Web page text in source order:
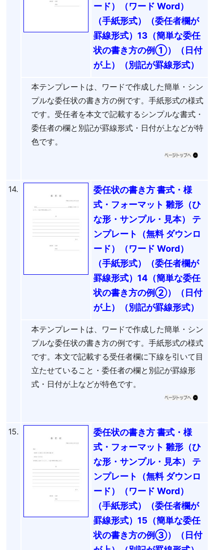
ード）（ワード Word）
（手紙形式）（委任者欄が
罫線形式）13（簡単な委任
状の書き方の例①）（日付
が上）（別記が罫線形式）
本テンプレートは、ワードで作成した簡単・シン
プルな委任状の書き方の例です。手紙形式の様式
です。受任者を本文で記載するシンプルな書式・
委任者の欄と別記が罫線形式・日付が上などが特
色です。
14.
委任状の書き方 書式・様
式・フォーマット 雛形（ひ
な形・サンプル・見本） テ
ンプレート（無料 ダウンロ
ード）（ワード Word）
（手紙形式）（委任者欄が
罫線形式）14（簡単な委任
状の書き方の例②）（日付
が上）（別記が罫線形式）
本テンプレートは、ワードで作成した簡単・シン
プルな委任状の書き方の例です。手紙形式の様式
です。本文で記載する受任者欄に下線を引いて目
立たせていること・委任者の欄と別記が罫線形
式・日付が上などが特色です。
15.
委任状の書き方 書式・様
式・フォーマット 雛形（ひ
な形・サンプル・見本） テ
ンプレート（無料 ダウンロ
ード）（ワード Word）
（手紙形式）（委任者欄が
罫線形式）15（簡単な委任
状の書き方の例③）（日付